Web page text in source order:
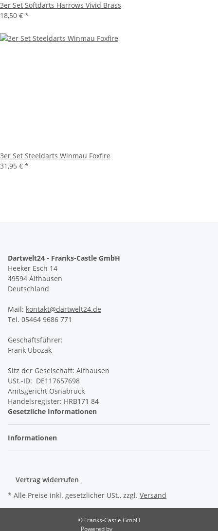
3er Set Softdarts Harrows Vivid Brass
18,50 € *
3er Set Steeldarts Winmau Foxfire
31,95 € *
Dartwelt24 - Franks-Castle GmbH
Heeker Esch 14
49594 Alfhausen
Deutschland
Mail: kontakt@dartwelt24.de
Tel. 05464 9686 771
Geschäftsführer:
Frank Ubozak
Sitz der Geselschaft: Alfhausen
USt.-ID: DE117657698
Amtsgericht Osnabrück
Handelsregister: HRB171 84
Gesetzliche Informationen
Informationen
Vertrag widerrufen
* Alle Preise inkl. gesetzlicher USt., zzgl. Versand
© Franks-Castle GmbH
Powered by